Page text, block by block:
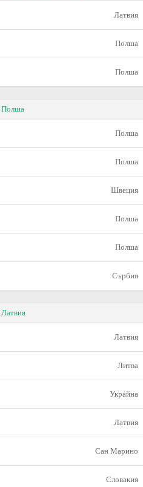
Латвия
Полша
Полша
Полша
Полша
Полша
Швеция
Полша
Полша
Сърбия
Латвия
Латвия
Литва
Украйна
Латвия
Сан Марино
Словакия